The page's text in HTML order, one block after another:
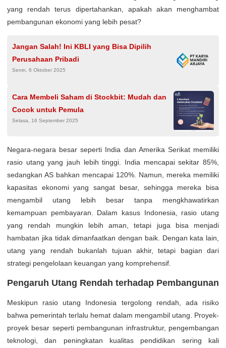
yang rendah terus dipertahankan, apakah akan menghambat
pembangunan ekonomi yang lebih pesat?
Jangan Salah! Ini KBLI yang Bisa Dipilih
Perusahaan Pribadi
Senin, 6 Oktober 2025
Cara Membeli Saham di Stockbit: Mudah dan
Cocok untuk Pemula
Selasa, 16 September 2025
Negara-negara besar seperti India dan Amerika Serikat memiliki
rasio utang yang jauh lebih tinggi. India mencapai sekitar 85%,
sedangkan AS bahkan mencapai 120%. Namun, mereka memiliki
kapasitas ekonomi yang sangat besar, sehingga mereka bisa
mengambil utang lebih besar tanpa mengkhawatirkan
kemampuan pembayaran. Dalam kasus Indonesia, rasio utang
yang rendah mungkin lebih aman, tetapi juga bisa menjadi
hambatan jika tidak dimanfaatkan dengan baik. Dengan kata lain,
utang yang rendah bukanlah tujuan akhir, tetapi bagian dari
strategi pengelolaan keuangan yang komprehensif.
Pengaruh Utang Rendah terhadap Pembangunan
Meskipun rasio utang Indonesia tergolong rendah, ada risiko
bahwa pemerintah terlalu hemat dalam mengambil utang. Proyek-
proyek besar seperti pembangunan infrastruktur, pengembangan
teknologi, dan peningkatan kualitas pendidikan sering kali